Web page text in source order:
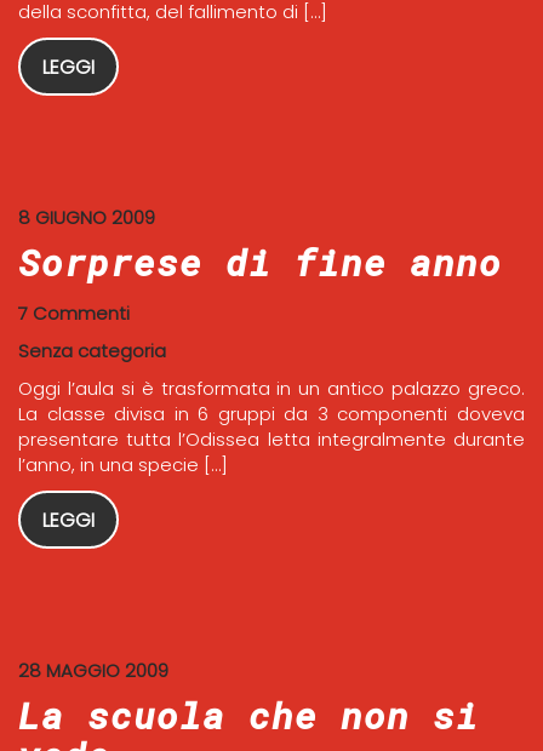
della sconfitta, del fallimento di […]
LEGGI
8 GIUGNO 2009
Sorprese di fine anno
7 Commenti
Senza categoria
Oggi l’aula si è trasformata in un antico palazzo greco.
La classe divisa in 6 gruppi da 3 componenti doveva
presentare tutta l’Odissea letta integralmente durante
l’anno, in una specie […]
LEGGI
28 MAGGIO 2009
La scuola che non si